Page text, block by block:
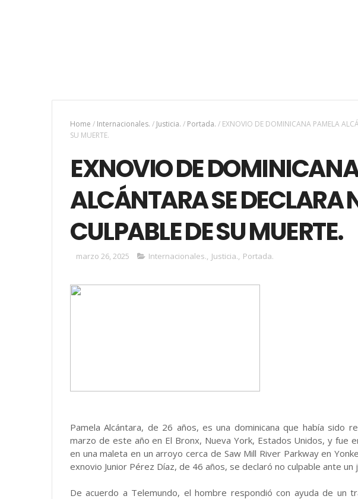
Home / Internacionales. / Justicia. / Portada. / EXNOVIO DE DOMINICANA PAMELA
SU MUERTE.
EXNOVIO DE
ALCÁNTARA SE DECLARA
CULPABLE DE SU MUERTE.
marzo 26, 2025 Internacionales., Justicia., Portada.
Pamela Alcántara, de 26 años, es una dominicana que había sido
marzo de este año en El Bronx, Nueva York, Estados Unidos, y fue
en una maleta en un arroyo cerca de Saw Mill River Parkway en
exnovio Junior Pérez Díaz, de 46 años, se declaró no culpable ante
De acuerdo a Telemundo, el hombre respondió con ayuda de un